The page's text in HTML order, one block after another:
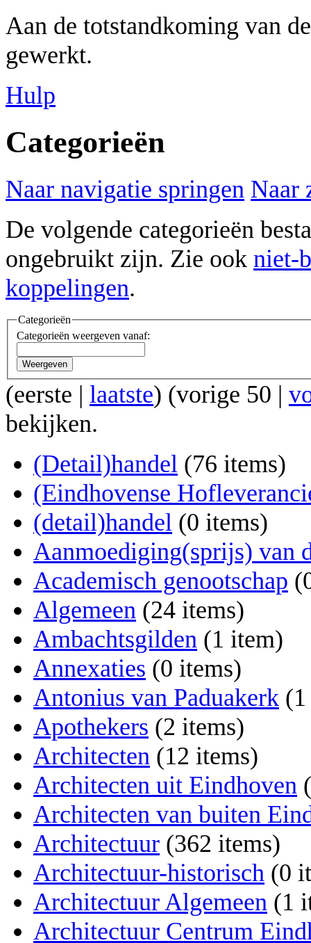
Aan de totstandkoming van
gewerkt.
Hulp
Categorieën
Naar navigatie springen Naar
De volgende categorieën
ongebruikt zijn. Zie ook niet-
koppelingen.
Categorieën
Categorieën weergeven vanaf:
Weergeven
(eerste | laatste) (vorige 50 |
bekijken.
(Detail)handel ‏‎ (76 items)
(Eindhovense
(detail)handel ‏‎ (0 items)
Aanmoediging(sprijs) van
Academisch genootschap
Algemeen ‏‎ (24 items)
Ambachtsgilden ‏‎ (1 item)
Annexaties ‏‎ (0 items)
Antonius van Paduakerk
Apothekers ‏‎ (2 items)
Architecten ‏‎ (12 items)
Architecten uit Eindhoven
Architecten van buiten
Architectuur ‏‎ (362 items)
Architectuur-historisch (0
Architectuur Algemeen (1
Architectuur Centrum